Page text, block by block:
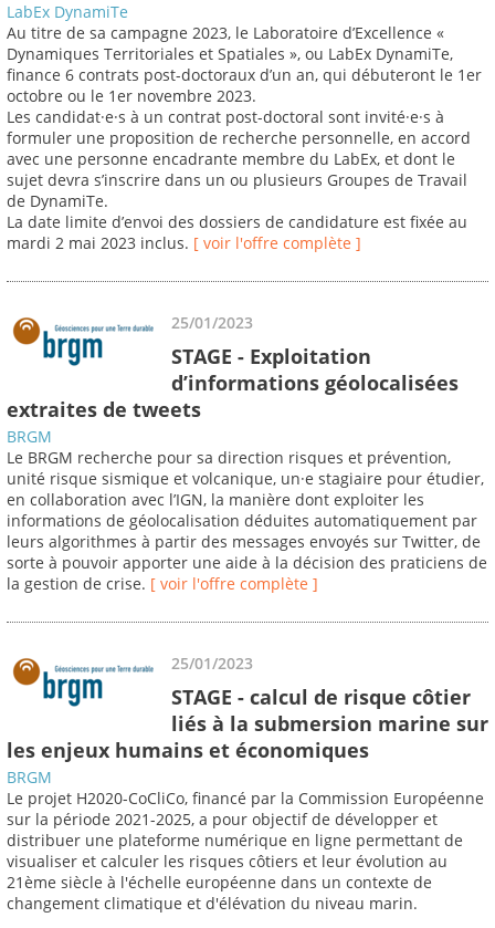
LabEx DynamiTe
Au titre de sa campagne 2023, le Laboratoire d’Excellence «
Dynamiques Territoriales et Spatiales », ou LabEx DynamiTe,
finance 6 contrats post-doctoraux d’un an, qui débuteront le 1er
octobre ou le 1er novembre 2023.
Les candidat·e·s à un contrat post-doctoral sont invité·e·s à
formuler une proposition de recherche personnelle, en accord
avec une personne encadrante membre du LabEx, et dont le
sujet devra s’inscrire dans un ou plusieurs Groupes de Travail
de DynamiTe.
La date limite d’envoi des dossiers de candidature est fixée au
mardi 2 mai 2023 inclus. [ voir l'offre complète ]
25/01/2023
STAGE - Exploitation
d’informations géolocalisées
extraites de tweets
BRGM
Le BRGM recherche pour sa direction risques et prévention,
unité risque sismique et volcanique, un·e stagiaire pour étudier,
en collaboration avec l’IGN, la manière dont exploiter les
informations de géolocalisation déduites automatiquement par
leurs algorithmes à partir des messages envoyés sur Twitter, de
sorte à pouvoir apporter une aide à la décision des praticiens de
la gestion de crise. [ voir l'offre complète ]
25/01/2023
STAGE - calcul de risque côtier
liés à la submersion marine sur
les enjeux humains et économiques
BRGM
Le projet H2020-CoCliCo, financé par la Commission Européenne
sur la période 2021-2025, a pour objectif de développer et
distribuer une plateforme numérique en ligne permettant de
visualiser et calculer les risques côtiers et leur évolution au
21ème siècle à l'échelle européenne dans un contexte de
changement climatique et d'élévation du niveau marin.